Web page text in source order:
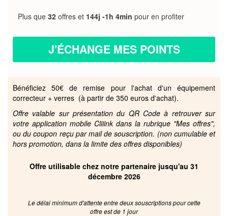
Plus que 32 offres et 144j -1h 4min pour en profiter
J'ÉCHANGE MES POINTS
Bénéficiez 50€ de remise pour l'achat d'un équipement
correcteur + verres (à partir de 350 euros d'achat).
Offre valable sur présentation du QR Code à retrouver sur
votre application mobile Cliiink dans la rubrique "Mes offres",
ou du coupon reçu par mail de souscription. (non cumulable et
hors promotion, dans la limite des offres disponibles)
Offre utilisable chez notre partenaire jusqu'au 31
décembre 2026
Le délai minimum d'attente entre deux souscriptions pour cette
offre est de 1 jour